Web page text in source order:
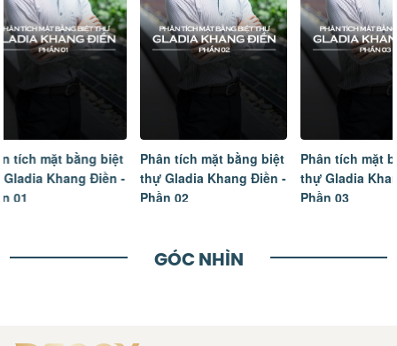
Phân tích mặt bằng biệt
thự Gladia Khang Điền -
Phần 02
Phân tích mặt bằng biệt
thự Gladia Khang Điền -
Phần 03
Tâm sự
ngôi nhà
hoàn thiện
GÓC NHÌN